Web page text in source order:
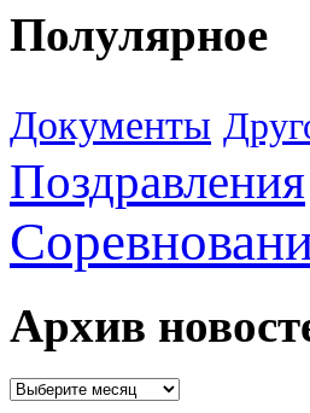
Полулярное
Документы
Поздравления
Архив